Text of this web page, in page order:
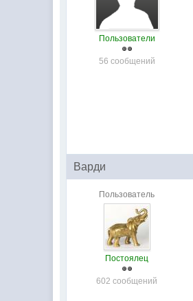
Пользователи
56 сообщений
Варди
Пользователь
Постоялец
602 сообщений